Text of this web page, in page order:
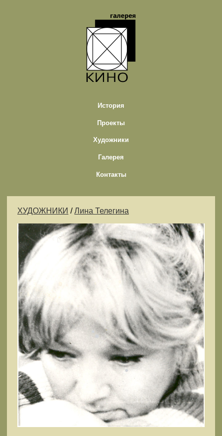
История
Проекты
Художники
Галерея
Контакты
ХУДОЖНИКИ /Лина Телегина